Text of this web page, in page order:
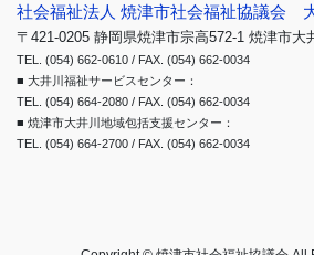
社会福祉法人 焼津市社会福祉協議会
〒421-0205 静岡県焼津市宗高572-1 焼津市大
TEL. (054) 662-0610 / FAX. (054) 662-0034
■ 大井川福祉サービスセンター：
TEL. (054) 664-2080 / FAX. (054) 662-0034
■ 焼津市大井川地域包括支援センター：
TEL. (054) 664-2700 / FAX. (054) 662-0034